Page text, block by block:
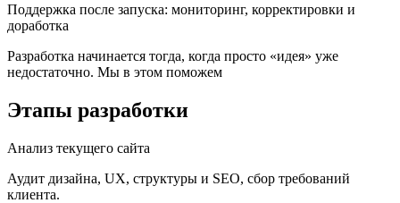
Поддержка после запуска: мониторинг, корректировки и
доработка
Разработка начинается тогда, когда просто «идея» уже
недостаточно. Мы в этом поможем
Этапы разработки
Анализ текущего сайта
Аудит дизайна, UX, структуры и SEO, сбор требований
клиента.